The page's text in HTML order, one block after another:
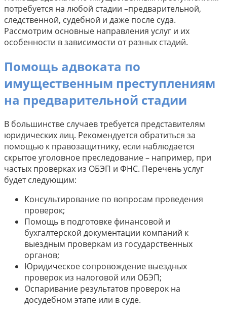
потребуется на любой стадии –предварительной,
следственной, судебной и даже после суда.
Рассмотрим основные направления услуг и их
особенности в зависимости от разных стадий.
Помощь адвоката по
имущественным преступлениям
на предварительной стадии
В большинстве случаев требуется представителям
юридических лиц. Рекомендуется обратиться за
помощью к правозащитнику, если наблюдается
скрытое уголовное преследование – например, при
частых проверках из ОБЭП и ФНС. Перечень услуг
будет следующим:
Консультирование по вопросам проведения
проверок;
Помощь в подготовке финансовой и
бухгалтерской документации компаний к
выездным проверкам из государственных
органов;
Юридическое сопровождение выездных
проверок из налоговой или ОБЭП;
Оспаривание результатов проверок на
досудебном этапе или в суде.